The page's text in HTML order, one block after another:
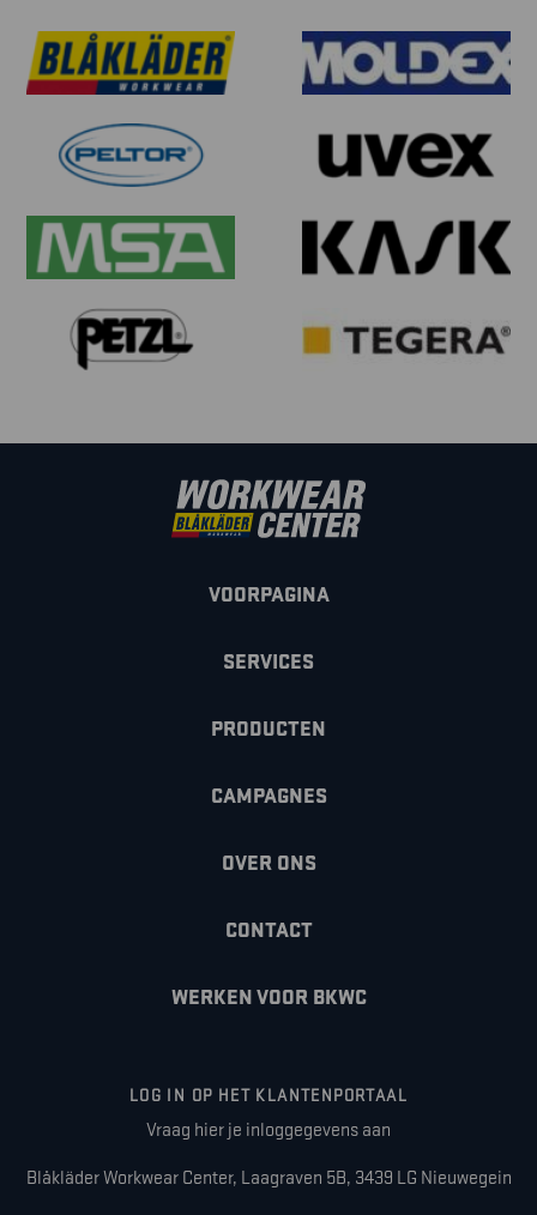
VOORPAGINA
SERVICES
PRODUCTEN
CAMPAGNES
OVER ONS
CONTACT
WERKEN VOOR BKWC
LOG IN OP HET KLANTENPORTAAL
Vraag hier je inloggegevens aan
Blåkläder Workwear Center, Laagraven 5B, 3439 LG Nieuwegein